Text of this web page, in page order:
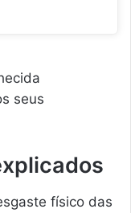
seus
físico das